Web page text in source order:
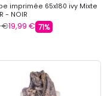
imprimée 65x180 ivy Mixte
- NOIR
€19,99 € 71%